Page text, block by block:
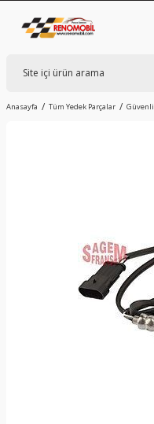
Anasayfa Tüm Yedek Parçalar